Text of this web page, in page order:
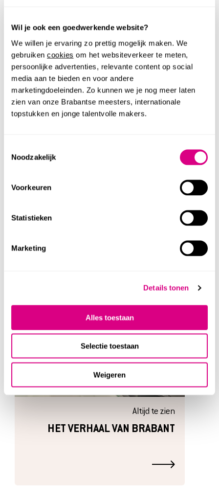
Wil je ook een goedwerkende website?
We willen je ervaring zo prettig mogelijk maken. We
gebruiken cookies om het websiteverkeer te meten,
persoonlijke advertenties, relevante content op social
media aan te bieden en voor andere
marketingdoeleinden. Zo kunnen we je nog meer laten
zien van onze Brabantse meesters, internationale
topstukken en jonge talentvolle makers.
Noodzakelijk
Voorkeuren
Statistieken
Marketing
Details tonen
Alles toestaan
Selectie toestaan
Weigeren
ONTDEK MEER
Altijd te zien
HET VERHAAL VAN BRABANT